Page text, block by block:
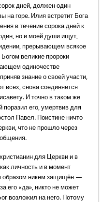
дней, должен один
на горе. Илия встретит Бога
в течение сорока дней к
но и моей души ищут,
прерывающем всякое
великие пророки
одиночестве
знание о своей участи,
всех, снова соединяется
И точно в таком же
поразил его, умертвив для
Павел. Поистине ничто
что не прошло через
для Церкви и в
личность и в момент
образом никем защищён —
его «да», никто не может
возложил на него. Потому